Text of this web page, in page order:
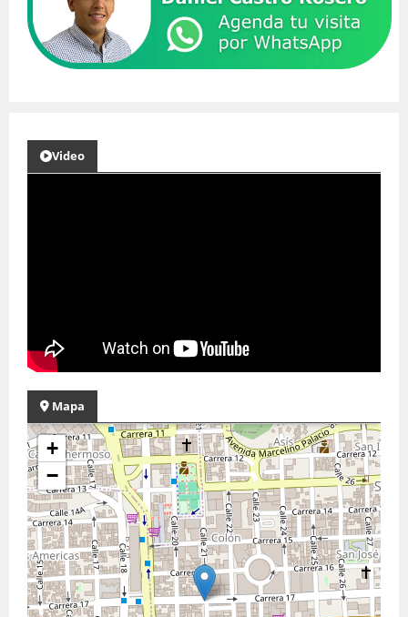
Video
Mapa
+
−